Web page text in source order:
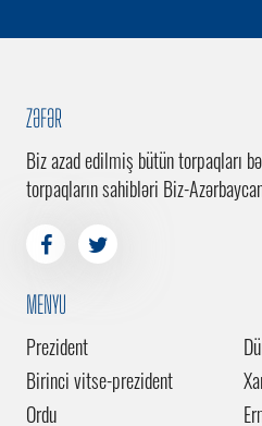
ZƏFƏR
Biz azad edilmiş bütün torpaqları
torpaqların sahibləri Biz-
MENYU
Prezident
Birinci vitse-prezident
Ordu